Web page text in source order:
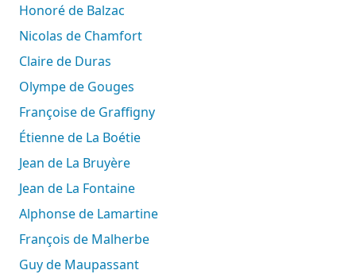
Honoré de Balzac
Nicolas de Chamfort
Claire de Duras
Olympe de Gouges
Françoise de Graffigny
Étienne de La Boétie
Jean de La Bruyère
Jean de La Fontaine
Alphonse de Lamartine
François de Malherbe
Guy de Maupassant